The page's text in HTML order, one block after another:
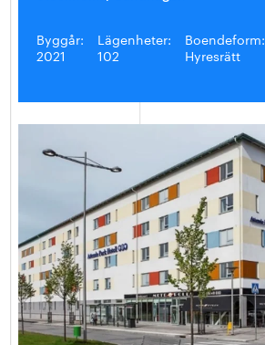
Byggår:
2021
Lägenheter:
102
Boendeform:
Hyresrätt